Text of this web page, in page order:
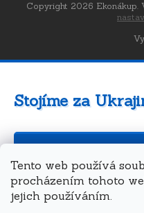
Tento web používá
procházením tohoto
jejich používáním.
Copyright 2026 Ekonákup.
Stojíme za